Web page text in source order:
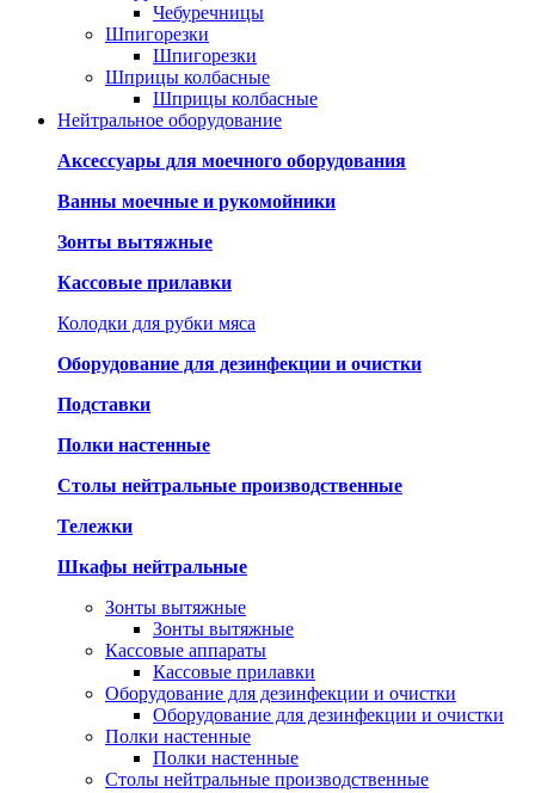
Чебуречницы
Шпигорезки
Шпигорезки
Шприцы колбасные
Шприцы колбасные
Нейтральное оборудование
Аксессуары для моечного оборудования
Ванны моечные и рукомойники
Зонты вытяжные
Кассовые прилавки
Колодки для рубки мяса
Оборудование для дезинфекции и очистки
Подставки
Полки настенные
Столы нейтральные производственные
Тележки
Шкафы нейтральные
Зонты вытяжные
Зонты вытяжные
Кассовые аппараты
Кассовые прилавки
Оборудование для дезинфекции и очистки
Оборудование для дезинфекции и очистки
Полки настенные
Полки настенные
Столы нейтральные производственные